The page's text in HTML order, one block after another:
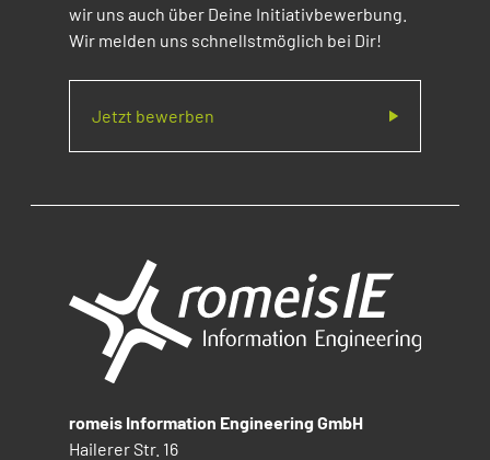
wir uns auch über Deine Initiativbewerbung.
Wir melden uns schnellstmöglich bei Dir!
Jetzt bewerben
romeis Information Engineering GmbH
Hailerer Str. 16